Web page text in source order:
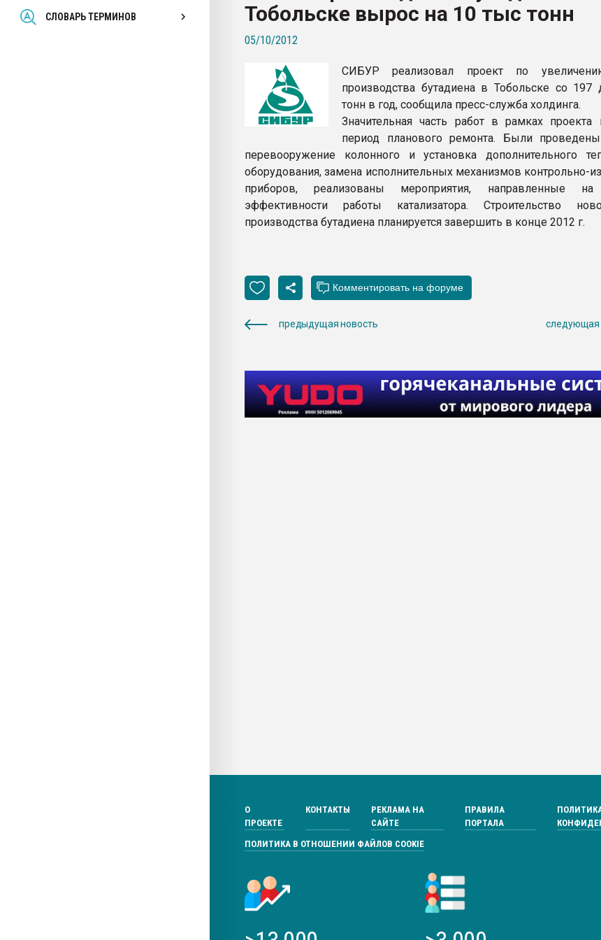
СЛОВАРЬ ТЕРМИНОВ
Всё, что касается выдува ПЭТ
ПЕРЕЙТИ НА ФОРУМ
Тобольске вырос на 10 тыс тонн
05/10/2012
СИБУР реализовал проект по
производства бутадиена в Тобольске со 197
тонн в год, сообщила пресс-служба холдинга.
Значительная часть работ в рамках
период планового ремонта. Были проведены
перевооружение колонного и установка дополнительного
оборудования, замена исполнительных механизмов контрольно-
приборов, реализованы мероприятия, направленные
эффективности работы катализатора. Строительство
производства бутадиена планируется завершить в конце 2012 г.
предыдущая новость следующая
О
ПРОЕКТЕ
КОНТАКТЫ
РЕКЛАМА НА
САЙТЕ
ПРАВИЛА
ПОРТАЛА
ПОЛИТИКА В ОТНОШЕНИИ ФАЙЛОВ COOKIE